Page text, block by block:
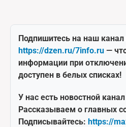
Подпишитесь на наш канал
https://dzen.ru/7info.ru —
информации при
доступен в белых списках!
У нас есть новостной
Рассказываем о главных
Подписывайтесь: https://